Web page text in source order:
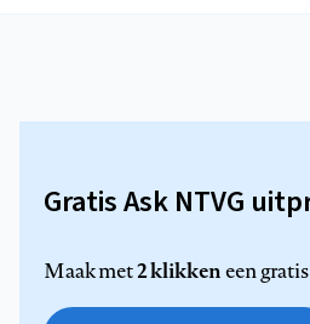
Gratis Ask NTVG
Maak met2 klikkeneen